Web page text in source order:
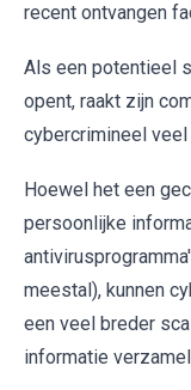
recent ontvangen
Als een potentieel
opent, raakt zijn
cybercrimineel
Hoewel het een
persoonlijke
meestal), kunnen
een veel breder
informatie